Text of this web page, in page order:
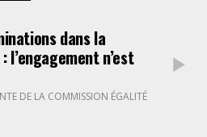
dans la
l’engagement n’est